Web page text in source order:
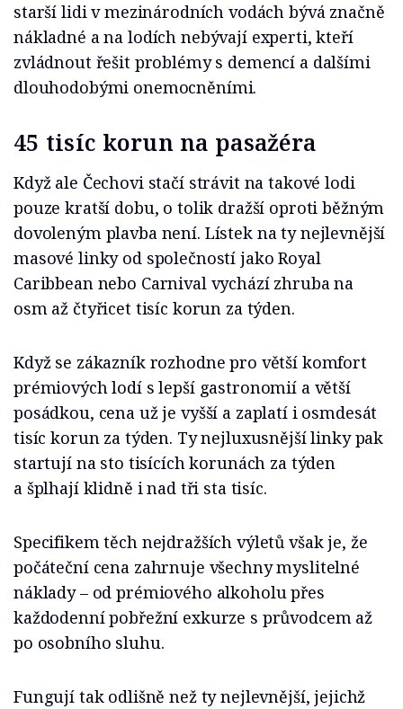
starší lidi v mezinárodních vodách bývá značně
nákladné a na lodích nebývají experti, kteří
zvládnout řešit problémy s demencí a dalšími
dlouhodobými onemocněními.
45 tisíc korun na pasažéra
Když ale Čechovi stačí strávit na takové lodi
pouze kratší dobu, o tolik dražší oproti běžným
dovoleným plavba není. Lístek na ty nejlevnější
masové linky od společností jako Royal
Caribbean nebo Carnival vychází zhruba na
osm až čtyřicet tisíc korun za týden.
Když se zákazník rozhodne pro větší komfort
prémiových lodí s lepší gastronomií a větší
posádkou, cena už je vyšší a zaplatí i osmdesát
tisíc korun za týden. Ty nejluxusnější linky pak
startují na sto tisících korunách za týden
a šplhají klidně i nad tři sta tisíc.
Specifikem těch nejdražších výletů však je, že
počáteční cena zahrnuje všechny myslitelné
náklady – od prémiového alkoholu přes
každodenní pobřežní exkurze s průvodcem až
po osobního sluhu.
Fungují tak odlišně než ty nejlevnější, jejichž